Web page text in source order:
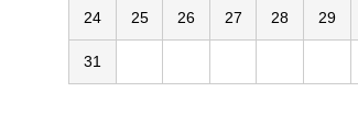
24 25 26 27 28 29
31